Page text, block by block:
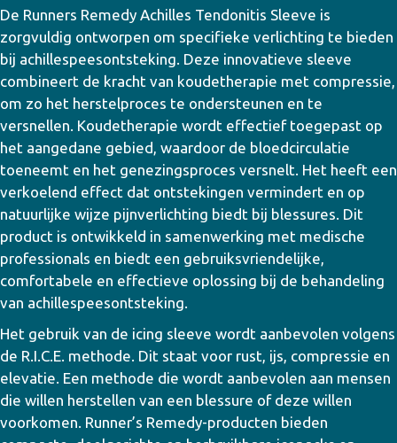
De Runners Remedy Achilles Tendonitis Sleeve is
zorgvuldig ontworpen om specifieke verlichting te bieden
bij achillespeesontsteking. Deze innovatieve sleeve
combineert de kracht van koudetherapie met compressie,
om zo het herstelproces te ondersteunen en te
versnellen. Koudetherapie wordt effectief toegepast op
het aangedane gebied, waardoor de bloedcirculatie
toeneemt en het genezingsproces versnelt. Het heeft een
verkoelend effect dat ontstekingen vermindert en op
natuurlijke wijze pijnverlichting biedt bij blessures. Dit
product is ontwikkeld in samenwerking met medische
professionals en biedt een gebruiksvriendelijke,
comfortabele en effectieve oplossing bij de behandeling
van achillespeesontsteking.
Het gebruik van de icing sleeve wordt aanbevolen volgens
de R.I.C.E. methode. Dit staat voor rust, ijs, compressie en
elevatie. Een methode die wordt aanbevolen aan mensen
die willen herstellen van een blessure of deze willen
voorkomen. Runner’s Remedy-producten bieden